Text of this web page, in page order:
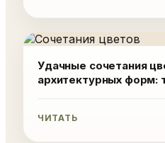
Удачные сочетания
архитектурных форм:
ЧИТАТЬ